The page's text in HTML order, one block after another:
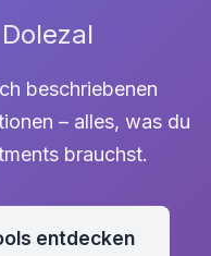
beschriebenen
– alles, was du
brauchst.
entdecken